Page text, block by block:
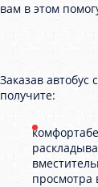
вам в этом
Заказав
получите:
просмотра